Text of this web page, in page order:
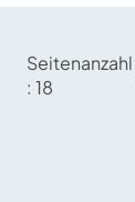
Seitenanzahl
18